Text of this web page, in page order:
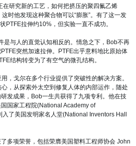
研究新的工艺，如何把挤压的聚四氟乙烯
时他发现这种聚合物可以“膨胀”。有了这一发
PTFE拉伸约10%，但实验一直不成功。
是与人的直觉认知相反的。情急之下，Bob不再
突然加速拉伸。PTFE出乎意料地比原始体
结构转变为了有空气的微孔结构。
，戈尔在多个行业提供了突破性的解决方案。
，从探索外太空到修复人体的内部运作，随处
发成果，Bob一生共获得了九项专利。他在技
国家工程院(National Academy of
了美国发明家名人堂(National Inventors Hall
多项荣誉，包括荣膺美国塑料工程师协会 John